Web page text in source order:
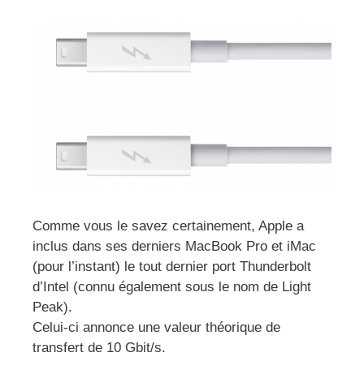
Comme vous le savez certainement, Apple a
inclus dans ses derniers MacBook Pro et iMac
(pour l’instant) le tout dernier port Thunderbolt
d’Intel (connu également sous le nom de Light
Peak).
Celui-ci annonce une valeur théorique de
transfert de 10 Gbit/s.